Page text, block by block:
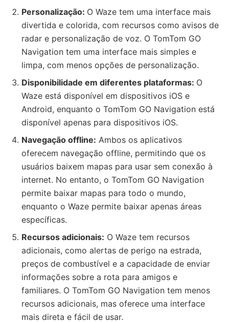
Personalização: O Waze tem uma interface mais
divertida e colorida, com recursos como avisos de
radar e personalização de voz. O TomTom GO
Navigation tem uma interface mais simples e
limpa, com menos opções de personalização.
Disponibilidade em diferentes plataformas: O
Waze está disponível em dispositivos iOS e
Android, enquanto o TomTom GO Navigation está
disponível apenas para dispositivos iOS.
Navegação offline: Ambos os aplicativos
oferecem navegação offline, permitindo que os
usuários baixem mapas para usar sem conexão à
internet. No entanto, o TomTom GO Navigation
permite baixar mapas para todo o mundo,
enquanto o Waze permite baixar apenas áreas
específicas.
Recursos adicionais: O Waze tem recursos
adicionais, como alertas de perigo na estrada,
preços de combustível e a capacidade de enviar
informações sobre a rota para amigos e
familiares. O TomTom GO Navigation tem menos
recursos adicionais, mas oferece uma interface
mais direta e fácil de usar.